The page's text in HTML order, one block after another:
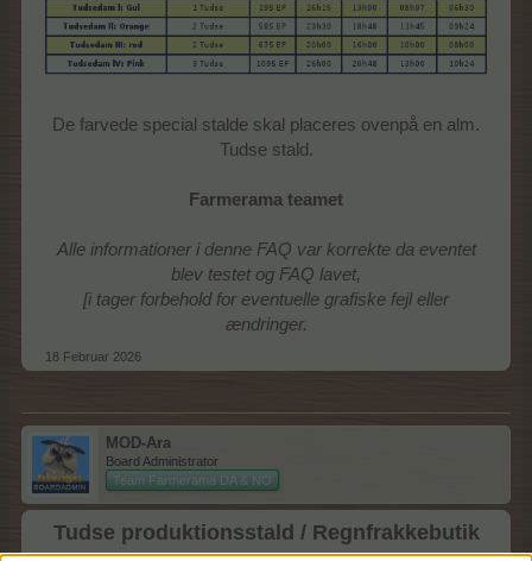
De farvede special stalde skal placeres ovenpå en alm.
Tudse stald.
Farmerama teamet
Alle informationer i denne FAQ var korrekte da eventet
blev testet og FAQ lavet,
[i tager forbehold for eventuelle grafiske fejl eller
ændringer.
18 Februar 2026
MOD-Ara
Board Administrator
Team Farmerama DA & NO
Tudse produktionsstald / Regnfrakkebutik